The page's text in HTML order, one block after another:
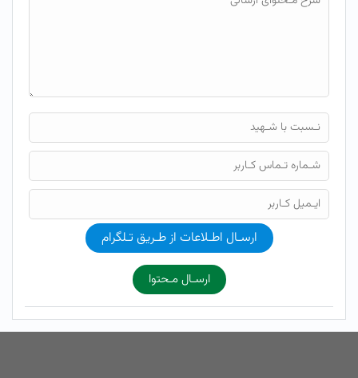
ارسـال اطـلاعات از طـریق تـلگرام
ارسـال مـحتوا